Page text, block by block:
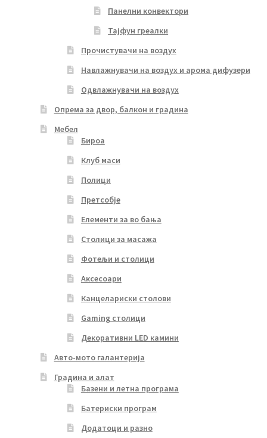
Панелни конвектори
Тајфун греалки
Прочистувачи на воздух
Навлажнувачи на воздух и арома дифузери
Одвлажнувачи на воздух
Опрема за двор, балкон и градина
Мебел
Бироа
Клуб маси
Полици
Претсобје
Елементи за во бања
Столици за масажа
Фотељи и столици
Аксесоари
Канцелариски столови
Gaming столици
Декоративни LED камини
Авто-мото галантерија
Градина и алат
Базени и летна програма
Батериски програм
Додатоци и разно